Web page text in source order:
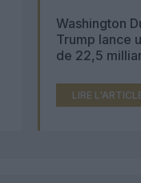
Washington
Trump lance
de 22,5
LIRE